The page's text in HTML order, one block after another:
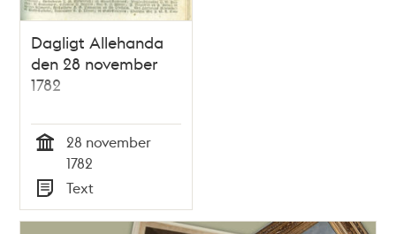
Dagligt Allehanda
den 28 november
1782
28 november
1782
Typ
Text